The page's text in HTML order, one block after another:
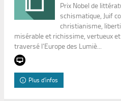
Prix Nobel de
schismatique, Juif
christianisme,
misérable et richissime, vertueux
traversé l’Europe des Lumiè...
Plus d'infos